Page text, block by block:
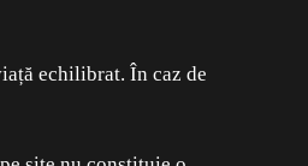
echilibrat. În caz de